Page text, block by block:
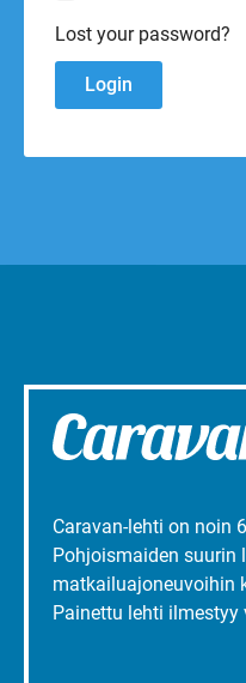
Lost your password?
Caravan-lehti on noin
Pohjoismaiden
matkailuajoneuvoihin
Painettu lehti ilmestyy